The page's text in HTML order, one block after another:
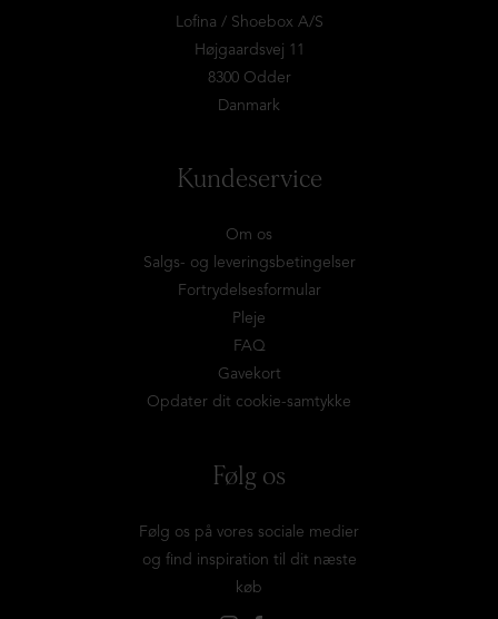
Lofina / Shoebox A/S
Højgaardsvej 11
8300 Odder
Danmark
Kundeservice
Om os
Salgs- og leveringsbetingelser
Fortrydelsesformular
Pleje
FAQ
Gavekort
Opdater dit cookie-samtykke
Følg os
Følg os på vores sociale medier
og find inspiration til dit næste
køb